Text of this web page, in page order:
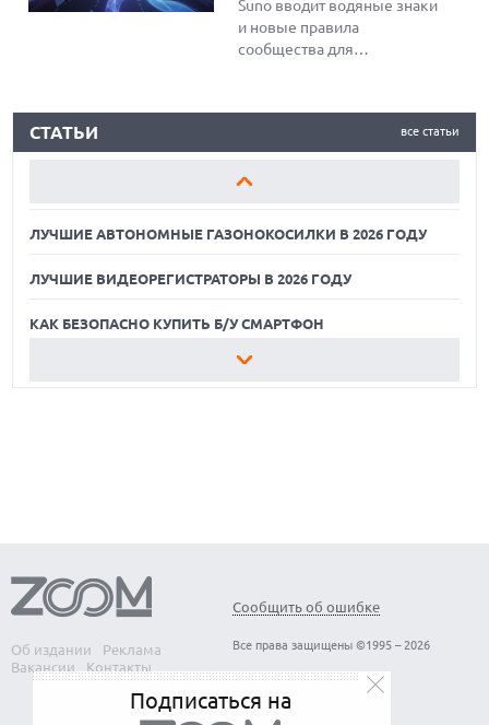
Suno вводит водяные знаки
и новые правила
сообщества для
фоне судебных исков от
музыкальных гигантов.все статьи
СТАТЬИ
ЛУЧШИЕ ВИДЕОРЕГИСТРАТОРЫ В 2026 ГОДУ
КАК БЕЗОПАСНО КУПИТЬ Б/У СМАРТФОН
ЛУЧШИЕ АВТОНОМНЫЕ ГАЗОНОКОСИЛКИ В 2026 ГОДУ
ЛУЧШИЕ ВИДЕОРЕГИСТРАТОРЫ В 2026 ГОДУ
КАК БЕЗОПАСНО КУПИТЬ Б/У СМАРТФОН
ЛУЧШИЕ АВТОНОМНЫЕ ГАЗОНОКОСИЛКИ В 2026 ГОДУ
Об издании
Реклама
Вакансии
Контакты
Сообщить об ошибке
Все права защищены ©1995 – 2026
Подписаться на